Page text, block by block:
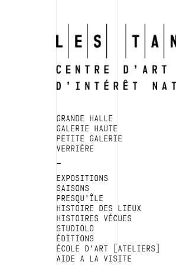
GRANDE HALLE
GALERIE HAUTE
PETITE GALERIE
VERRIÈRE
EXPOSITIONS
SAISONS
PRESQU’ÎLE
HISTOIRE DES LIEUX
HISTOIRES VÉCUES
STUDIOLO
ÉDITIONS
ÉCOLE D’ART [ATELIERS]
AIDE A LA VISITE